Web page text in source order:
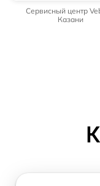
Сервисный центр
Казани